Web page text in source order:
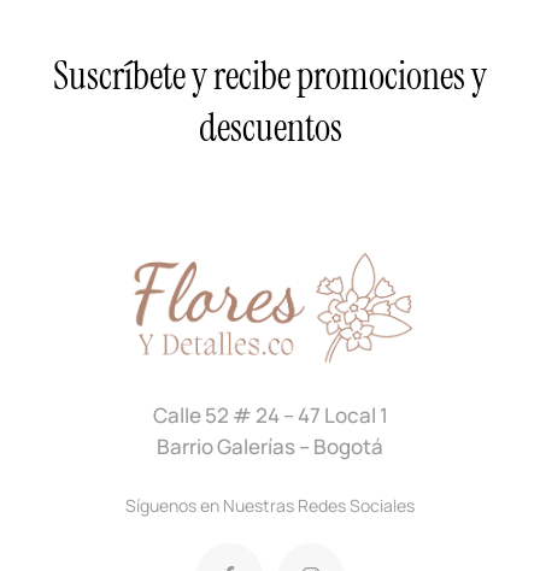
Suscríbete y recibe promociones y
descuentos
Calle 52 # 24 – 47 Local 1
Barrio Galerías – Bogotá
Síguenos en Nuestras Redes Sociales